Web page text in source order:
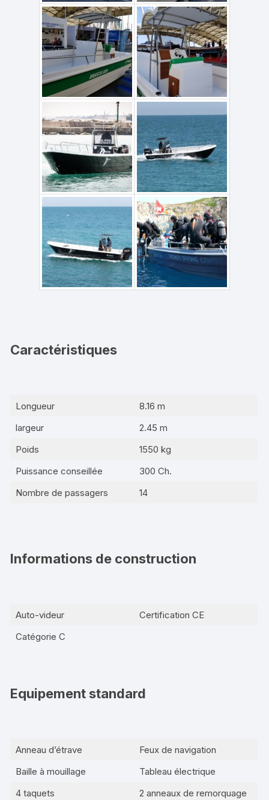
Caractéristiques
Longueur
8.16 m
largeur
2.45 m
Poids
1550 kg
Puissance conseillée
300 Ch.
Nombre de passagers
14
Informations de construction
Auto-videur
Certification CE
Catégorie C
Equipement standard
Anneau d’étrave
Feux de navigation
Baille à mouillage
Tableau électrique
4 taquets
2 anneaux de remorquage